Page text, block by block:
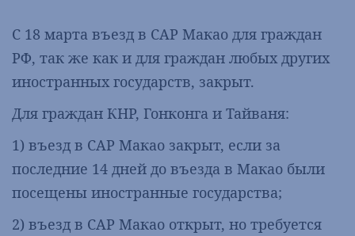
С 18 марта въезд в САР Макао для граждан
РФ, так же как и для граждан любых других
иностранных государств, закрыт.
Для граждан КНР, Гонконга и Тайваня:
1) въезд в САР Макао закрыт, если за
последние 14 дней до въезда в Макао были
посещены иностранные государства;
2) въезд в САР Макао открыт, но требуется